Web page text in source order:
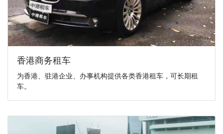
香港商务租车
为香港、驻港企业、办事机构提供各类香港租车，可长期租
车。